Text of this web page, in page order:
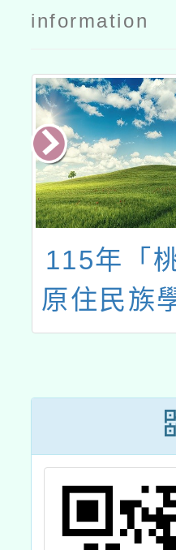
information
115年「
原住民族
助－全國
競賽獎勵